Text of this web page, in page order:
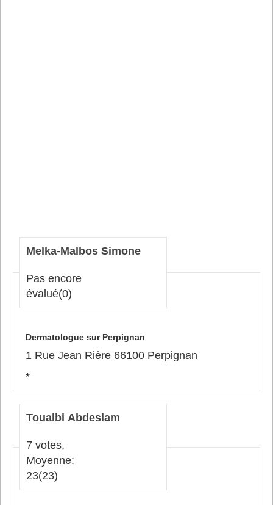
Melka-Malbos Simone
Pas encore
évalué(0)
Dermatologue sur Perpignan
1 Rue Jean Rière 66100 Perpignan
*
Toualbi Abdeslam
7 votes,
Moyenne:
23(23)